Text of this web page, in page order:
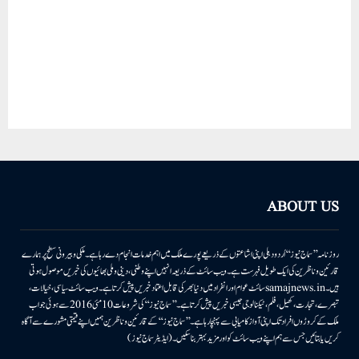
ABOUT US
روزنامہ ’’سماج نیوز‘‘ اُردو دہلی اپنی اشاعتوں کے ذریعے پورے ملک میں اہم خدمات انجام دے رہا ہے۔ ملکی وبیرونی سطح پر ہمارے
قارئین وناظرین کی ایک طویل فہرست ہے۔ ویب سائٹ کے ذریعہ انہیں اپنے وطنی، دینی وملی بھائیوں کی خبریں موصول ہوتی
ہیں۔samajnews.inسائٹ عوام اور انفراد میں دنیا بھر کی قابل اعتماد خبریں پیش کرتا ہے۔ ویب سائٹ سیاسی، خیالات،
تبصرے، تجارت، کھیل، فلم، ٹیکنالوجی جیسی خبریں پیش کرتا ہے۔ ’’سماج نیوز‘‘ کی شروعات 10مئی 2016 سے ہوئی جو اب
ملک کے کروڑوں افراد تک اپنی آواز کامیابی سے پہنچا رہا ہے۔ ’’سماج نیوز‘‘ کے قارئین وناظرین ہمیں اپنے قیمتی مشورے سے آگاہ
کریں یا بتائیں جس سے ہم اپنے ویب سائٹ کو اور مزید بہتر بناسکیں۔ (ایڈیٹر سماج نیوز)